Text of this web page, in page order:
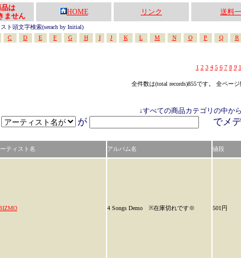
は
ません
HOME リンク 送料
ト頭文字検索(serach by Initial)
C
D E F G H I J K L M N O P Q R
1 2 3 4 5 6 7 8 9
全件数は(total records)855です。 全ページ
↓すべての商品カテゴリの中か
が でメ
ティスト名 アルバム名 値段
4 Songs Demo ※在庫切れです※ 501円